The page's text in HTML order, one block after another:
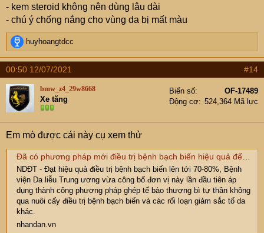
- kem steroid không nên dùng lâu dài
- chú ý chống nắng cho vùng da bị mất màu
R
e
a
c
t
o
n
s
:
huyhoangtdcc
00:50 12/07/2021 #14
bmw_z4_29w8668
Xe tăng
Biển số
OF-17489
Động cơ
524,364 Mã lực
Em mò được cái này cụ xem thử
Đã có phương pháp mới điều trị bệnh bạch biến hiệu quả đến 80%
NDĐT - Đạt hiệu quả điều trị bệnh bạch biến lên tới 70-80%, Bệnh
viện Da liễu Trung ương vừa công bố đơn vị này lần đầu tiên áp
dụng thành công phương pháp ghép tế bào thượng bì tự thân không
qua nuôi cấy điều trị bệnh bạch biến và các rối loạn giảm sắc tố da
khác.
nhandan.vn